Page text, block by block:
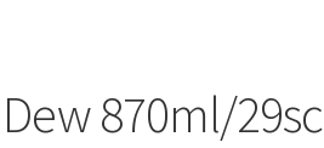
870ml/29sc